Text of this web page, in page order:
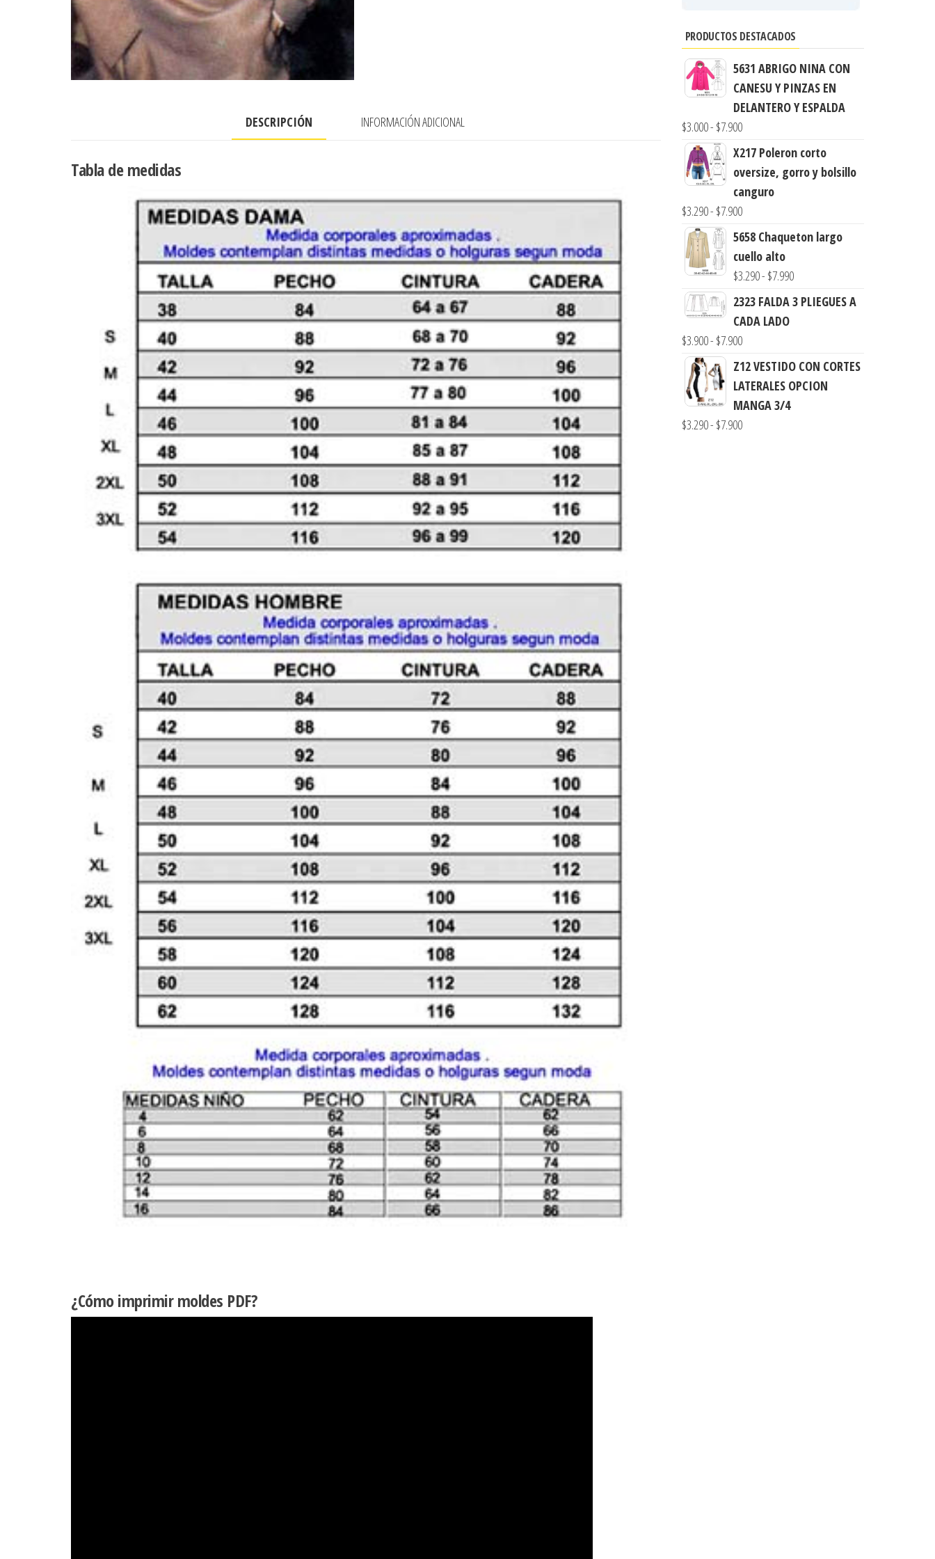
DESCRIPCIÓN INFORMACIÓN ADICIONAL
Tabla de medidas
¿Cómo imprimir moldes PDF?
PRODUCTOS DESTACADOS
5631 ABRIGO NINA CON
CANESU Y PINZAS EN
DELANTERO Y ESPALDA
$3.000- $7.900Rango
de
precios:
$3.000
$7.900
X217 Poleron corto
oversize, gorro y bolsillo
canguro
$3.290- $7.900Rango
de
precios:
desde
hasta
$7.900
5658 Chaqueton largo
cuello alto
$3.290- $7.990Rango
de
hasta
$7.990
2323 FALDA 3 PLIEGUES A
CADA LADO
$3.900- $7.900Rango
de
precios:
desde
$3.900
Z12 VESTIDO CON CORTES
LATERALES OPCION
MANGA 3/4
$3.290- $7.900Rango